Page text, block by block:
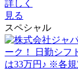
詳しく
見る
スペシャル